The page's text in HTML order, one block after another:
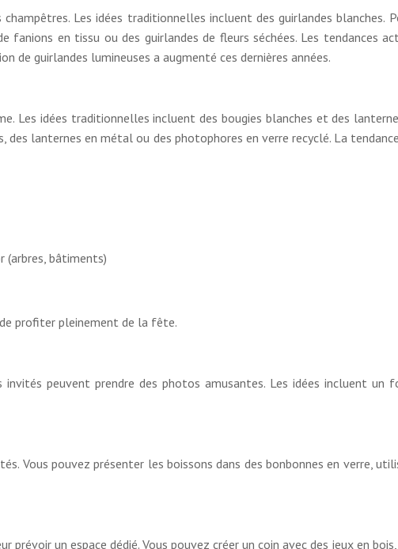
Les idées traditionnelles incluent des guirlandes blanches.
fanions en tissu ou des guirlandes de fleurs séchées. Les tendances
de guirlandes lumineuses a augmenté ces dernières années.
Les idées traditionnelles incluent des bougies blanches et des
lanternes en métal ou des photophores en verre recyclé. La
(arbres, bâtiments)
profiter pleinement de la fête.
peuvent prendre des photos amusantes. Les idées incluent un
Vous pouvez présenter les boissons dans des bonbonnes en verre,
un espace dédié. Vous pouvez créer un coin avec des jeux en